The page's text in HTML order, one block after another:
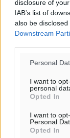
disclosure of
IAB’s list of
also be
Downstream
Personal
I want to
personal
Opted In
I want to
Personal
Opted In